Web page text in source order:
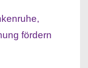
fördern